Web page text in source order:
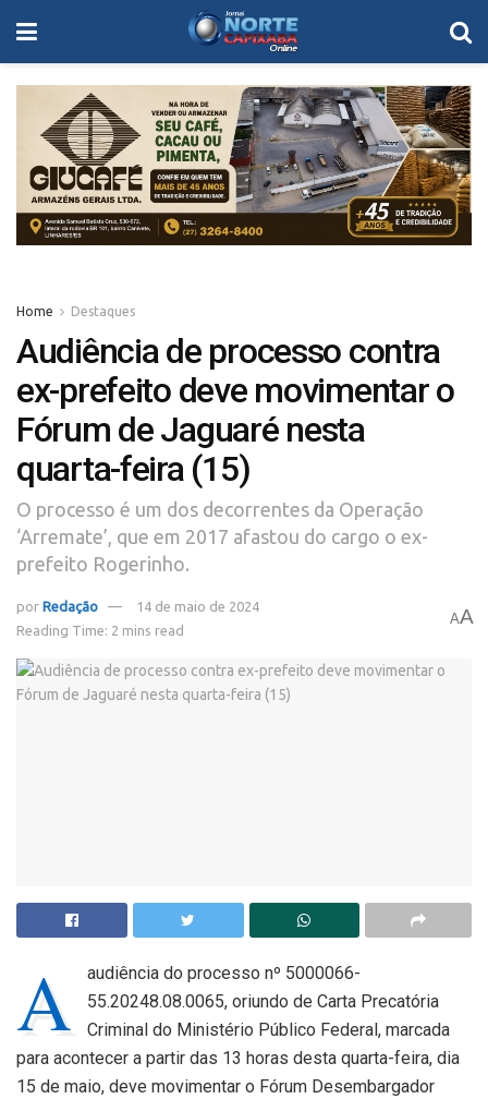
Home Destaques
Audiência de processo contra
ex-prefeito deve movimentar o
Fórum de Jaguaré nesta
quarta-feira (15)
O processo é um dos decorrentes da Operação
‘Arremate’, que em 2017 afastou do cargo o ex-
prefeito Rogerinho.
por Redação
14 de maio de 2024
Reading Time: 2 mins read
AA
A
audiência do processo nº 5000066-
55.20248.08.0065, oriundo de Carta Precatória
Criminal do Ministério Público Federal, marcada
para acontecer a partir das 13 horas desta quarta-feira, dia
15 de maio, deve movimentar o Fórum Desembargador